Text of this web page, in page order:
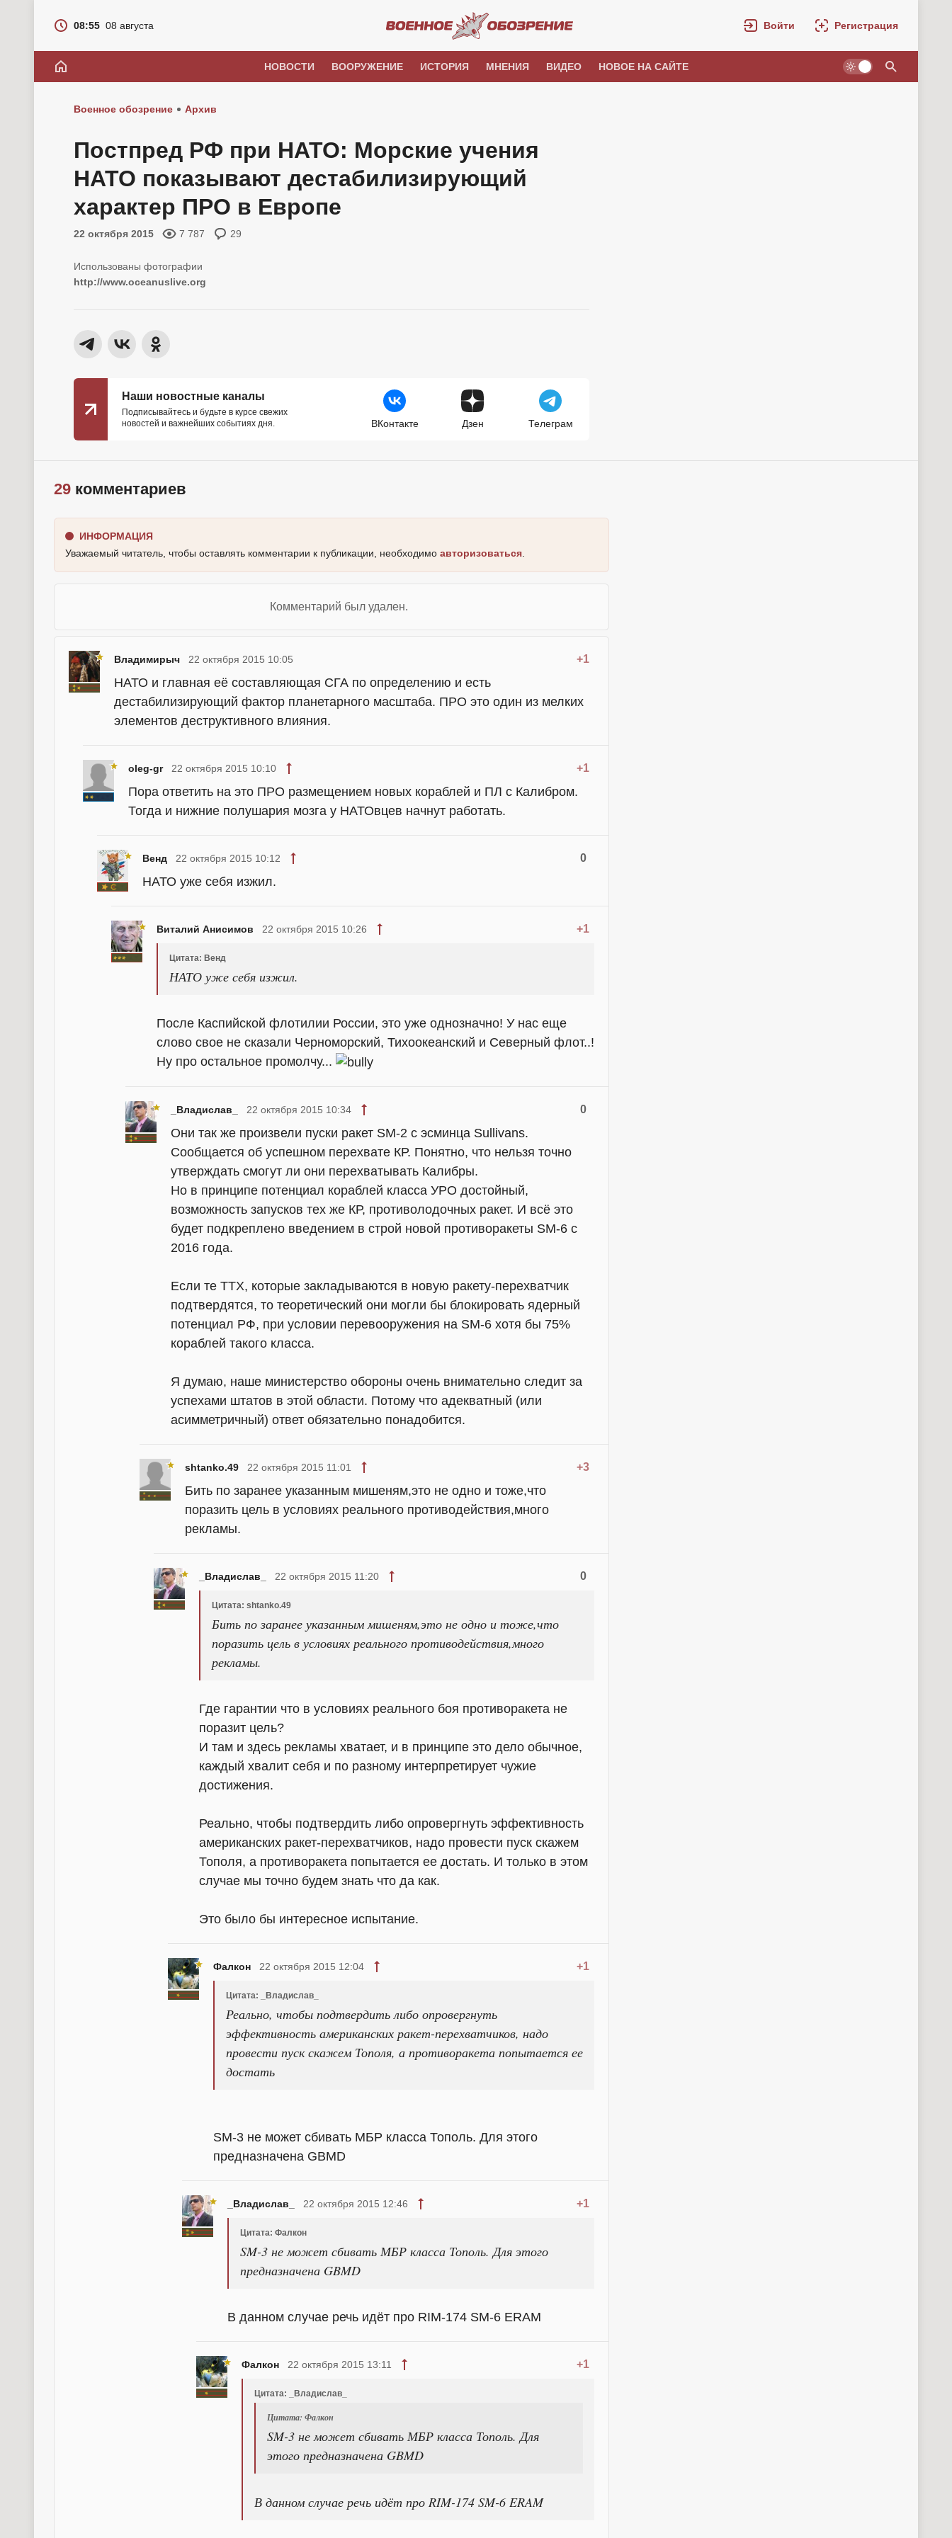
08:55 08 августа Войти Регистрация
НОВОСТИ ВООРУЖЕНИЕ ИСТОРИЯ МНЕНИЯ ВИДЕО НОВОЕ НА САЙТЕ
Военное обозрение Архив
Постпред РФ при НАТО: Морские учения
НАТО показывают дестабилизирующий
характер ПРО в Европе
22 октября 2015 7 787 29
http://www.oceanuslive.org
Наши новостные каналы
Подписывайтесь и будьте в курсе свежих
новостей и важнейших событиях дня.
ВКонтакте Дзен Телеграм
29 комментариев
ИНФОРМАЦИЯ
Уважаемый читатель, чтобы оставлять комментарии к публикации, необходимо авторизоваться
Комментарий был удален.
Владимирыч +1
22 октября 2015 10:05
НАТО и главная её составляющая СГА по определению и есть
дестабилизирующий фактор планетарного масштаба. ПРО это один из мелких
элементов деструктивного влияния.
oleg-gr +1
22 октября 2015 10:10
Пора ответить на это ПРО размещением новых кораблей и ПЛ с Калибром.
Тогда и нижние полушария мозга у НАТОвцев начнут работать.
Венд 0
22 октября 2015 10:12
НАТО уже себя изжил.
Виталий Анисимов +1
22 октября 2015 10:26
Цитата: Венд
НАТО уже себя изжил.
После Каспийской флотилии России, это уже однозначно! У нас еще
слово свое не сказали Черноморский, Тихоокеанский и Северный флот..!
Ну про остальное промолчу...
_Владислав_ 0
22 октября 2015 10:34
Они так же произвели пуски ракет SM-2 с эсминца Sullivans.
Сообщается об успешном перехвате КР. Понятно, что нельзя точно
утверждать смогут ли они перехватывать Калибры.
Но в принципе потенциал кораблей класса УРО достойный,
возможность запусков тех же КР, противолодочных ракет. И всё это
будет подкреплено введением в строй новой противоракеты SM-6 c
2016 года.
Если те ТТХ, которые закладываются в новую ракету-перехватчик
подтвердятся, то теоретический они могли бы блокировать ядерный
потенциал РФ, при условии перевооружения на SM-6 хотя бы 75%
кораблей такого класса.
Я думаю, наше министерство обороны очень внимательно следит за
успехами штатов в этой области. Потому что адекватный (или
асимметричный) ответ обязательно понадобится.
shtanko.49 +3
22 октября 2015 11:01
Бить по заранее указанным мишеням,это не одно и тоже,что
поразить цель в условиях реального противодействия,много
рекламы.
_Владислав_ 0
22 октября 2015 11:20
Цитата: shtanko.49
Бить по заранее указанным мишеням,это не одно и тоже,что
поразить цель в условиях реального противодействия,много
рекламы.
Где гарантии что в условиях реального боя противоракета не
поразит цель?
И там и здесь рекламы хватает, и в принципе это дело обычное,
каждый хвалит себя и по разному интерпретирует чужие
достижения.
Реально, чтобы подтвердить либо опровергнуть эффективность
американских ракет-перехватчиков, надо провести пуск скажем
Тополя, а противоракета попытается ее достать. И только в этом
случае мы точно будем знать что да как.
Это было бы интересное испытание.
Фалкон +1
22 октября 2015 12:04
Цитата: _Владислав_
Реально, чтобы подтвердить либо опровергнуть
эффективность американских ракет-перехватчиков, надо
провести пуск скажем Тополя, а противоракета попытается ее
достать
SM-3 не может сбивать МБР класса Тополь. Для этого
предназначена GBMD
_Владислав_ +1
22 октября 2015 12:46
Цитата: Фалкон
SM-3 не может сбивать МБР класса Тополь. Для этого
предназначена GBMD
В данном случае речь идёт про RIM-174 SM-6 ERAM
Фалкон +1
22 октября 2015 13:11
Цитата: _Владислав_
Цитата: Фалкон
SM-3 не может сбивать МБР класса Тополь. Для
этого предназначена GBMD
В данном случае речь идёт про RIM-174 SM-6 ERAM